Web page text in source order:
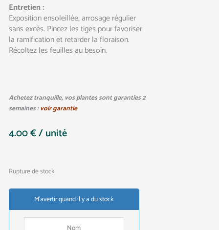
Entretien :
Exposition ensoleillée, arrosage régulier
sans excès. Pincez les tiges pour favoriser
la ramification et retarder la floraison.
Récoltez les feuilles au besoin.
Achetez tranquille, vos plantes sont garanties 2
semaines :voir garantie
4.00€/ unité
Rupture de stock
M'avertir quand il y a du stock